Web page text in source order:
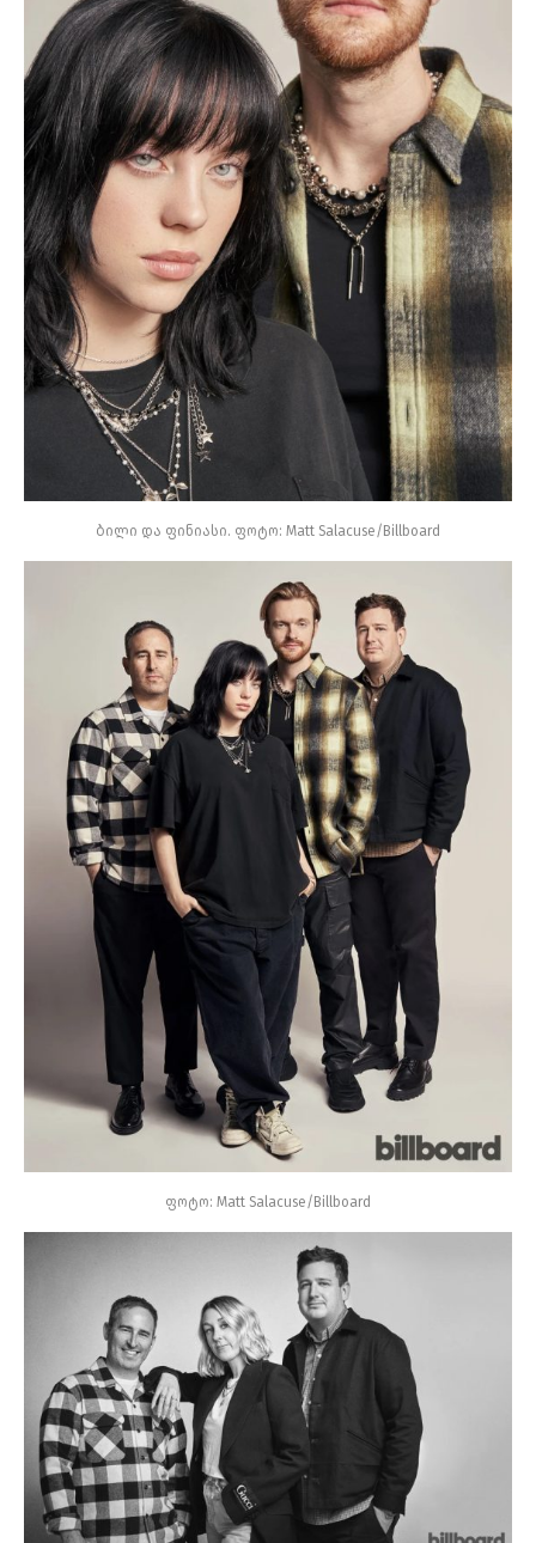
ბილი და ფინიასი. ფოტო: Matt Salacuse/Billboard
ფოტო: Matt Salacuse/Billboard